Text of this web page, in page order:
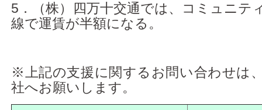
5．（株）四万十交通では、コミュニテ
線で運賃が半額になる。
※上記の支援に関するお問い合わせは
社へお願いします。